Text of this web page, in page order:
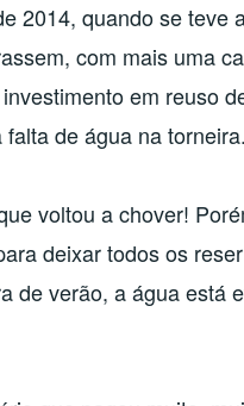
2014, quando se
com mais uma
em reuso
falta de água na torneira.
voltou a chover!
deixar todos os
de verão, a água está